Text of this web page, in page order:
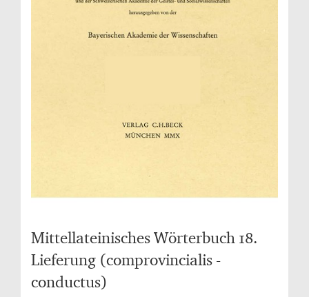
Mittellateinisches Wörterbuch 18.
Lieferung (comprovincialis -
conductus)